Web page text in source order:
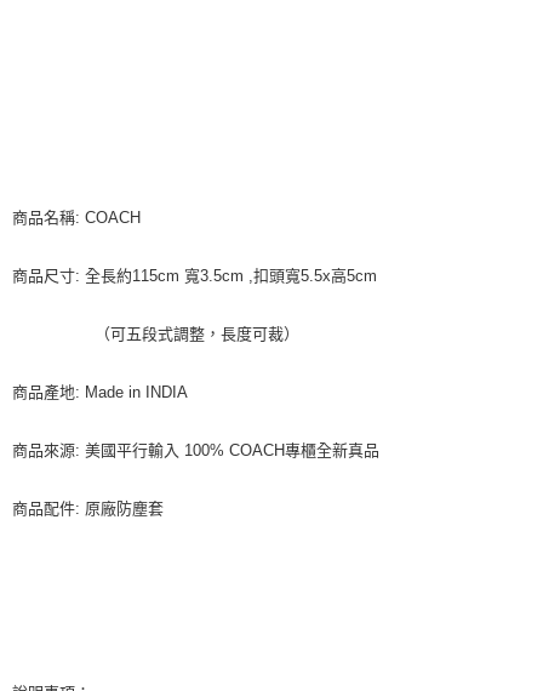
商品名稱: COACH
商品尺寸: 全長約115cm 寬3.5cm ,扣頭寬5.5x高5cm
（可五段式調整，長度可裁）
商品產地: Made in INDIA
商品來源: 美國平行輸入 100% COACH專櫃全新真品
商品配件: 原廠防塵套